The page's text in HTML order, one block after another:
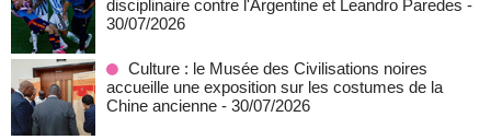
disciplinaire contre l'Argentine et Leandro Paredes -
30/07/2026
Culture : le Musée des Civilisations noires
accueille une exposition sur les costumes de la
Chine ancienne - 30/07/2026